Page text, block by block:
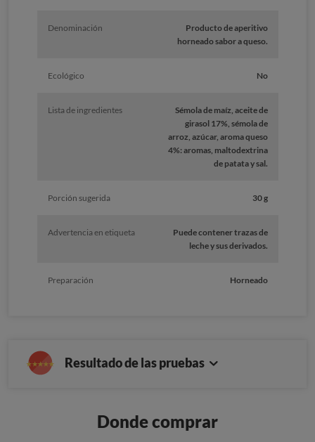
Denominación
Producto de aperitivo
horneado sabor a queso.
Ecológico No
Lista de ingredientes
Sémola de maíz, aceite de
girasol 17%, sémola de
arroz, azúcar, aroma queso
4%: aromas, maltodextrina
de patata y sal.
Porción sugerida 30 g
Advertencia en etiqueta
Puede contener trazas de
leche y sus derivados.
Preparación Horneado
Resultado de las pruebas
Donde comprar